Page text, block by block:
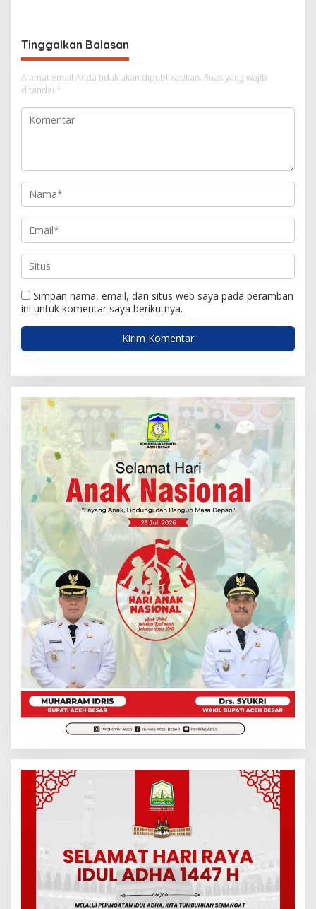
g
a
s
i
p
Tinggalkan Balasan
Alamat email Anda tidak akan dipublikasikan. Ruas yang wajib
ditandai *
Simpan nama, email, dan situs web saya pada peramban
ini untuk komentar saya berikutnya.